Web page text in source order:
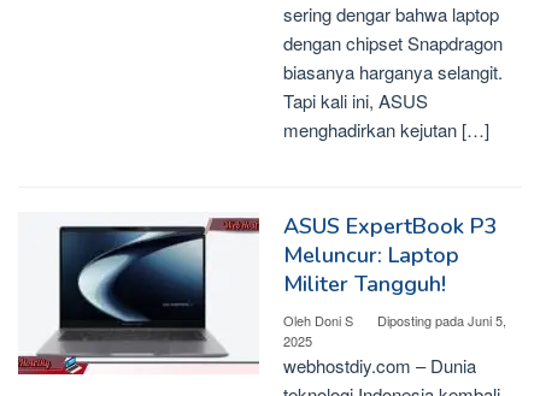
sering dengar bahwa laptop
dengan chipset Snapdragon
biasanya harganya selangit.
Tapi kali ini, ASUS
menghadirkan kejutan […]
ASUS ExpertBook P3
Meluncur: Laptop
Militer Tangguh!
Oleh Doni S Diposting padaJuni 5,
2025
webhostdiy.com – Dunia